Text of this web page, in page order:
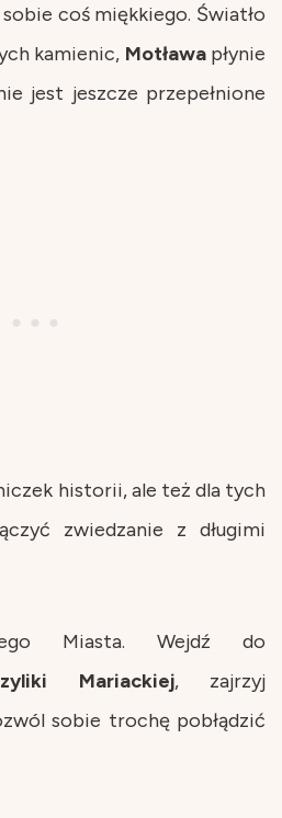
coś miękkiego. Światło
kamienic, Motławapłynie
jest jeszcze przepełnione
historii, ale też dla tych
zwiedzanie z długimi
Miasta. Wejdź do
Mariackiej, zajrzyj
sobie trochę pobłądzić